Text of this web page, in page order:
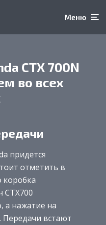
Меню
CTX 700N
во всех
придется
отметить в
коробка
CTX700
а нажатие на
Передачи встают